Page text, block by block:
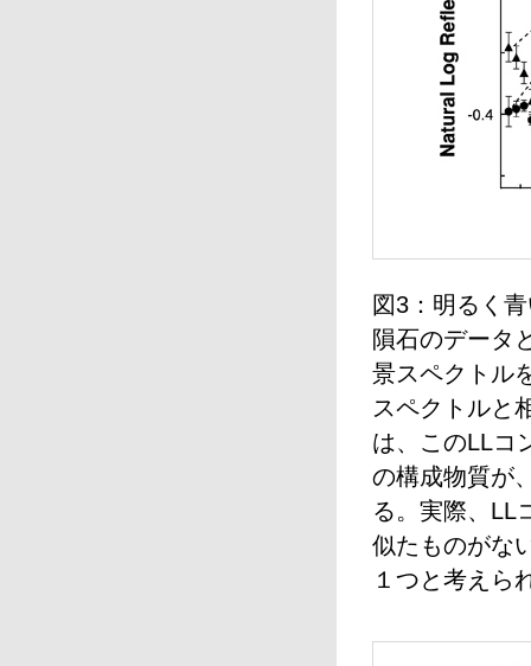
図3：明るく
隕石のデータ
景スペクトル
スペクトルと
は、このLLコ
の構成物質が
る。実際、LL
似たものがな
１つと考えら